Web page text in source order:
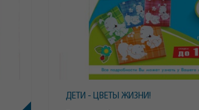
ДЕТИ - ЦВЕТЫ ЖИЗНИ!